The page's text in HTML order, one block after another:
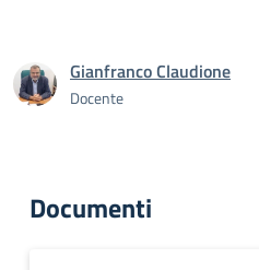
Gianfranco Claudione
Docente
Documenti